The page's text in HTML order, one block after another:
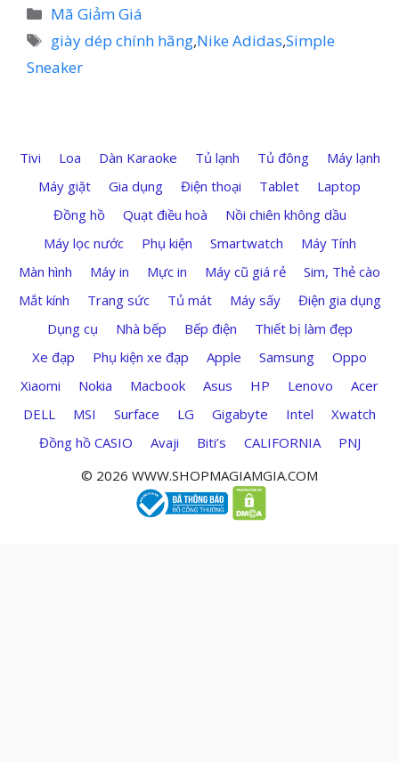
Danh
mục
Mã Giảm Giá
Thẻ
giày dép chính hãng,Nike Adidas,Simple
Sneaker
Tivi Loa Dàn Karaoke Tủ lạnh Tủ đông
Máy lạnh
Máy giặt
Gia dụng Điện thoại Tablet
Laptop
Đồng hồ
Quạt điều hoà
Nồi chiên không dầu
Máy lọc nước
Phụ kiện Smartwatch
Máy Tính
Màn hình
Máy in Mực in Máy cũ giá rẻ
Sim, Thẻ cào
Mắt kính
Trang sức Tủ mát Máy sấy
Điện gia dụng
Dụng cụ
Nhà bếp Bếp điện
Thiết bị làm đẹp
Xe đạp
Phụ kiện xe đạp Apple Samsung
Oppo
Xiaomi
Nokia Macbook Asus HP Lenovo
Acer
DELL
MSI Surface LG Gigabyte Intel
Xwatch
Đồng hồ CASIO
Avaji Biti’s CALIFORNIA
PNJ
© 2026 WWW.SHOPMAGIAMGIA.COM